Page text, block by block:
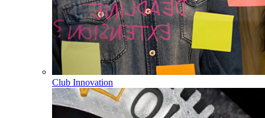
Club Innovation